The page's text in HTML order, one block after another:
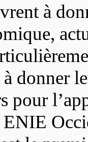
à
donner
pour